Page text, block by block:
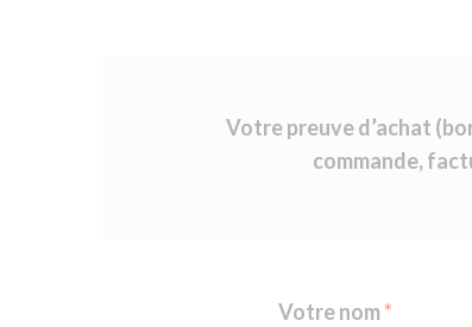
Votre preuve d’achat
commande,
Votre nom